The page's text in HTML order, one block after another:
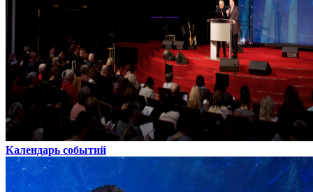
Календарь событий